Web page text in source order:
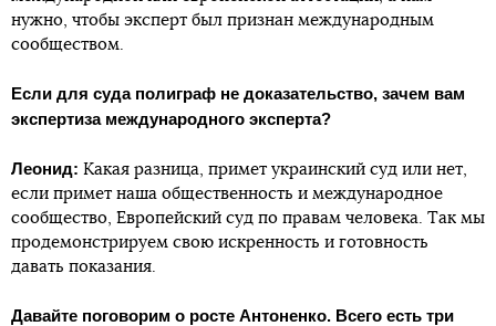
нужно, чтобы эксперт был признан международным
сообществом.
Если для суда полиграф не доказательство, зачем вам
экспертиза международного эксперта?
Леонид: Какая разница, примет украинский суд или нет,
если примет наша общественность и международное
сообщество, Европейский суд по правам человека. Так мы
продемонстрируем свою искренность и готовность
давать показания.
Давайте поговорим о росте Антоненко. Всего есть три